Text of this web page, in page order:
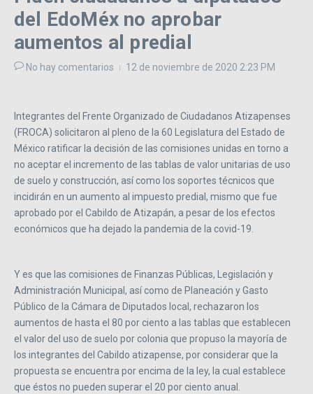
del EdoMéx no aprobar
aumentos al predial
No hay comentarios 12 de noviembre de 2020 2:23 PM
Integrantes del Frente Organizado de Ciudadanos Atizapenses
(FROCA) solicitaron al pleno de la 60 Legislatura del Estado de
México ratificar la decisión de las comisiones unidas en torno a
no aceptar el incremento de las tablas de valor unitarias de uso
de suelo y construcción, así como los soportes técnicos que
incidirán en un aumento al impuesto predial, mismo que fue
aprobado por el Cabildo de Atizapán, a pesar de los efectos
económicos que ha dejado la pandemia de la covid-19.
Y es que las comisiones de Finanzas Públicas, Legislación y
Administración Municipal, así como de Planeación y Gasto
Público de la Cámara de Diputados local, rechazaron los
aumentos de hasta el 80 por ciento a las tablas que establecen
el valor del uso de suelo por colonia que propuso la mayoría de
los integrantes del Cabildo atizapense, por considerar que la
propuesta se encuentra por encima de la ley, la cual establece
que éstos no pueden superar el 20 por ciento anual.